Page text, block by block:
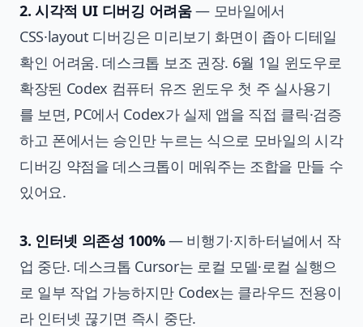
2. 시각적 UI 디버깅 어려움— 모바일에서
CSS·layout 디버깅은 미리보기 화면이 좁아 디테일
확인 어려움. 데스크톱 보조 권장. 6월 1일 윈도우로
확장된 Codex 컴퓨터 유즈 윈도우 첫 주 실사용기
를 보면, PC에서 Codex가 실제 앱을 직접 클릭·검증
하고 폰에서는 승인만 누르는 식으로 모바일의 시각
디버깅 약점을 데스크톱이 메워주는 조합을 만들 수
있어요.
3. 인터넷 의존성 100%— 비행기·지하·터널에서 작
업 중단. 데스크톱 Cursor는 로컬 모델·로컬 실행으
로 일부 작업 가능하지만 Codex는 클라우드 전용이
라 인터넷 끊기면 즉시 중단.